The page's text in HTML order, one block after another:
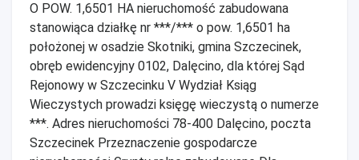
O POW. 1,6501 HA nieruchomość zabudowana
stanowiąca działkę nr ***/*** o pow. 1,6501 ha
położonej w osadzie Skotniki, gmina Szczecinek,
obręb ewidencyjny 0102, Dalęcino, dla której Sąd
Rejonowy w Szczecinku V Wydział Ksiąg
Wieczystych prowadzi księgę wieczystą o numerze
***. Adres nieruchomości 78-400 Dalęcino, poczta
Szczecinek Przeznaczenie gospodarcze